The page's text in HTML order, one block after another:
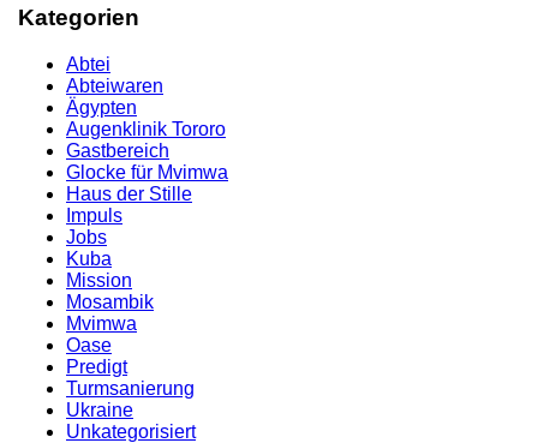
Kategorien
Abtei
Abteiwaren
Ägypten
Augenklinik Tororo
Gastbereich
Glocke für Mvimwa
Haus der Stille
Impuls
Jobs
Kuba
Mission
Mosambik
Mvimwa
Oase
Predigt
Turmsanierung
Ukraine
Unkategorisiert